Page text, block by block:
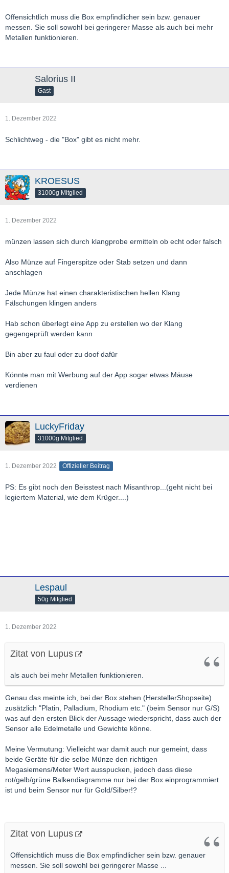
Offensichtlich muss die Box empfindlicher sein bzw. genauer
messen. Sie soll sowohl bei geringerer Masse als auch bei mehr
Metallen funktionieren.
Salorius II
Gast
1. Dezember 2022
Schlichtweg - die "Box" gibt es nicht mehr.
KROESUS
31000g Mitglied
1. Dezember 2022
münzen lassen sich durch klangprobe ermitteln ob echt oder falsch
Also Münze auf Fingerspitze oder Stab setzen und dann
anschlagen
Jede Münze hat einen charakteristischen hellen Klang
Fälschungen klingen anders
Hab schon überlegt eine App zu erstellen wo der Klang
gegengeprüft werden kann
Bin aber zu faul oder zu doof dafür
Könnte man mit Werbung auf der App sogar etwas Mäuse
verdienen
LuckyFriday
31000g Mitglied
1. Dezember 2022 Offizieller Beitrag
PS: Es gibt noch den Beisstest nach Misanthrop...(geht nicht bei
legiertem Material, wie dem Krüger....)
Lespaul
50g Mitglied
1. Dezember 2022
Zitat von Lupus
als auch bei mehr Metallen funktionieren.
Genau das meinte ich, bei der Box stehen (HerstellerShopseite)
zusätzlich "Platin, Palladium, Rhodium etc." (beim Sensor nur G/S)
was auf den ersten Blick der Aussage wiederspricht, dass auch der
Sensor alle Edelmetalle und Gewichte könne.
Meine Vermutung: Vielleicht war damit auch nur gemeint, dass
beide Geräte für die selbe Münze den richtigen
Megasiemens/Meter Wert ausspucken, jedoch dass diese
rot/gelb/grüne Balkendiagramme nur bei der Box einprogrammiert
ist und beim Sensor nur für Gold/Silber!?
Zitat von Lupus
Offensichtlich muss die Box empfindlicher sein bzw. genauer
messen. Sie soll sowohl bei geringerer Masse ...